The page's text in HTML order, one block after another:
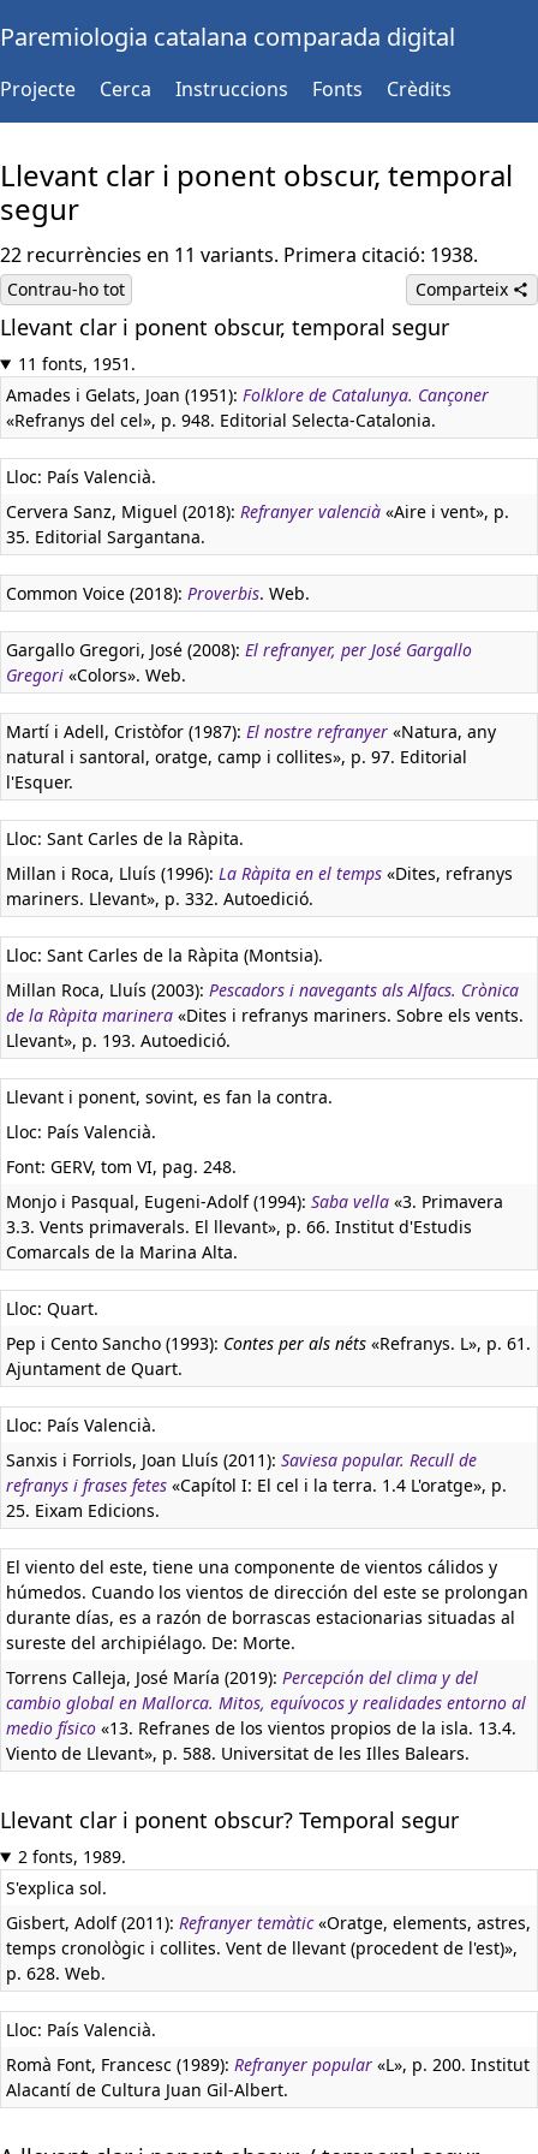
Paremiologia catalana comparada digital
Projecte Cerca Instruccions Fonts Crèdits
Llevant clar i ponent obscur, temporal
segur
22 recurrències en 11 variants. Primera citació: 1938.
Contrau-ho tot Comparteix
Llevant clar i ponent obscur, temporal segur
11 fonts, 1951.
Amades i Gelats, Joan (1951): Folklore de Catalunya. Cançoner
«Refranys del cel», p. 948. Editorial Selecta-Catalonia.
Lloc: País Valencià.
Cervera Sanz, Miguel (2018): Refranyer valencià «Aire i vent», p.
35. Editorial Sargantana.
Common Voice (2018): Proverbis. Web.
Gargallo Gregori, José (2008): El refranyer, per José Gargallo
Gregori «Colors». Web.
Martí i Adell, Cristòfor (1987): El nostre refranyer «Natura, any
natural i santoral, oratge, camp i collites», p. 97. Editorial
l'Esquer.
Lloc: Sant Carles de la Ràpita.
Millan i Roca, Lluís (1996): La Ràpita en el temps «Dites, refranys
mariners. Llevant», p. 332. Autoedició.
Lloc: Sant Carles de la Ràpita (Montsia).
Millan Roca, Lluís (2003): Pescadors i navegants als Alfacs. Crònica
de la Ràpita marinera «Dites i refranys mariners. Sobre els vents.
Llevant», p. 193. Autoedició.
Llevant i ponent, sovint, es fan la contra.
Lloc: País Valencià.
Font: GERV, tom VI, pag. 248.
Monjo i Pasqual, Eugeni-Adolf (1994): Saba vella «3. Primavera
3.3. Vents primaverals. El llevant», p. 66. Institut d'Estudis
Comarcals de la Marina Alta.
Lloc: Quart.
Pep i Cento Sancho (1993): Contes per als néts «Refranys. L», p. 61.
Ajuntament de Quart.
Lloc: País Valencià.
Sanxis i Forriols, Joan Lluís (2011): Saviesa popular. Recull de
refranys i frases fetes «Capítol I: El cel i la terra. 1.4 L'oratge», p.
25. Eixam Edicions.
El viento del este, tiene una componente de vientos cálidos y
húmedos. Cuando los vientos de dirección del este se prolongan
durante días, es a razón de borrascas estacionarias situadas al
sureste del archipiélago. De: Morte.
Torrens Calleja, José María (2019): Percepción del clima y del
cambio global en Mallorca. Mitos, equívocos y realidades entorno al
medio físico «13. Refranes de los vientos propios de la isla. 13.4.
Viento de Llevant», p. 588. Universitat de les Illes Balears.
Llevant clar i ponent obscur? Temporal segur
2 fonts, 1989.
S'explica sol.
Gisbert, Adolf (2011): Refranyer temàtic«Oratge, elements, astres,
temps cronològic i collites. Vent de llevant (procedent de l'est)»,
p. 628. Web.
Lloc: País Valencià.
Romà Font, Francesc (1989): Refranyer popular «L», p. 200. Institut
Alacantí de Cultura Juan Gil-Albert.